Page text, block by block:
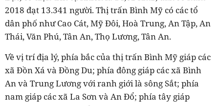
2018 đạt 13.341 người. Thị trấn Bình Mỹ có các tổ
dân phố như Cao Cát, Mỹ Đôi, Hoà Trung, An Tập, An
Thái, Văn Phú, Tân An, Thọ Lương, Tân An.
Về vị trí địa lý, phía bắc của thị trấn Bình Mỹ giáp các
xã Đồn Xá và Đồng Du; phía đông giáp các xã Bình
An và Trung Lương với ranh giới là sông Sắt; phía
nam giáp các xã La Sơn và An Đổ; phía tây giáp